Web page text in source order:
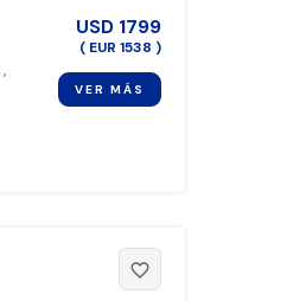
,
USD 1799
( EUR 1538 )
VER MÁS
favorite_border